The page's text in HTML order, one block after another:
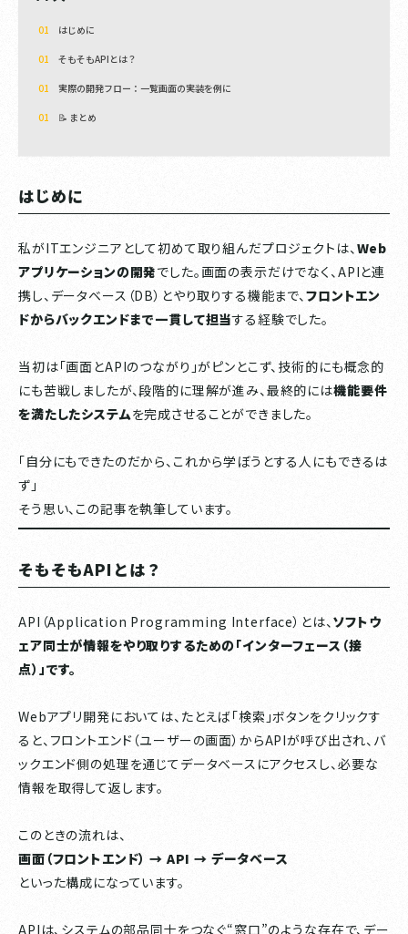
はじめに
そもそもAPIとは？
実際の開発フロー：一覧画面の実装を例に
📝 まとめ
はじめに
私がITエンジニアとして初めて取り組んだプロジェクトは、Web
アプリケーションの開発でした。画面の表示だけでなく、APIと連
携し、データベース（DB）とやり取りする機能まで、フロントエン
ドからバックエンドまで一貫して担当する経験でした。
当初は「画面とAPIのつながり」がピンとこず、技術的にも概念的
にも苦戦しましたが、段階的に理解が進み、最終的には機能要件
を満たしたシステムを完成させることができました。
「自分にもできたのだから、これから学ぼうとする人にもできるは
ず」
そう思い、この記事を執筆しています。
そもそもAPIとは？
API（Application Programming Interface）とは、ソフトウ
ェア同士が情報をやり取りするための「インターフェース（接
点）」です。
Webアプリ開発においては、たとえば「検索」ボタンをクリックす
ると、フロントエンド（ユーザーの画面）からAPIが呼び出され、バ
ックエンド側の処理を通じてデータベースにアクセスし、必要な
情報を取得して返します。
このときの流れは、
画面（フロントエンド） → API → データベース
といった構成になっています。
APIは、システムの部品同士をつなぐ“窓口”のような存在で、デー